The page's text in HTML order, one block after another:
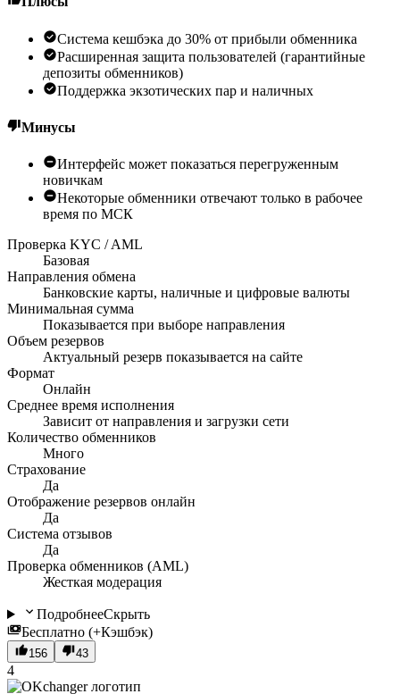
Система кешбэка до 30% от прибыли обменника
Расширенная защита пользователей (гарантийные
депозиты обменников)
Поддержка экзотических пар и наличных
Минусы
Интерфейс может показаться перегруженным
новичкам
Некоторые обменники отвечают только в рабочее
время по МСК
Проверка KYC / AML
Базовая
Направления обмена
Банковские карты, наличные и цифровые валюты
Минимальная сумма
Показывается при выборе направления
Объем резервов
Актуальный резерв показывается на сайте
Формат
Онлайн
Среднее время исполнения
Зависит от направления и загрузки сети
Количество обменников
Много
Страхование
Да
Отображение резервов онлайн
Да
Система отзывов
Да
Проверка обменников (AML)
Жесткая модерация
ПодробнееСкрыть
Бесплатно (+Кэшбэк)
156 43
4